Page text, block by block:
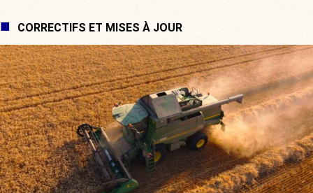
CORRECTIFS ET MISES À JOUR